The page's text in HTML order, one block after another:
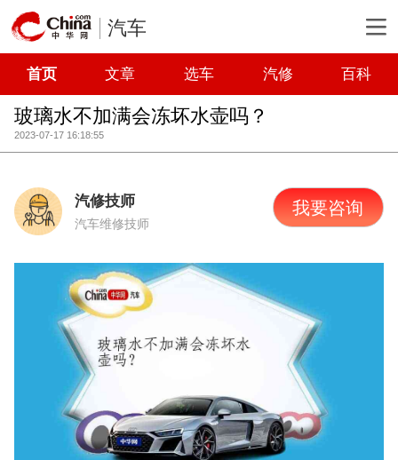
汽车
首页 文章 选车 汽修 百科
玻璃水不加满会冻坏水壶吗？
2023-07-17 16:18:55
汽修技师
汽车维修技师
我要咨询